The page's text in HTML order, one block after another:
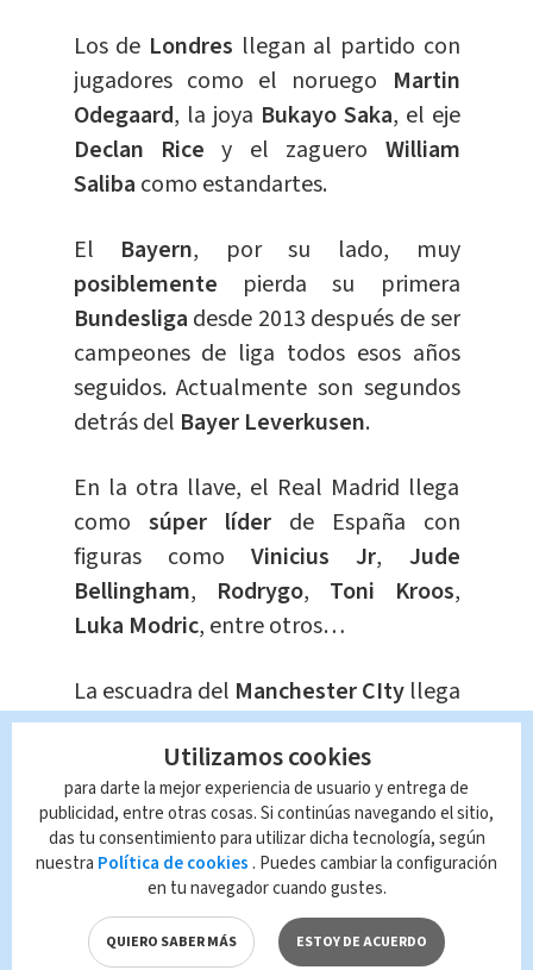
Los de Londres llegan al partido con
jugadores como el noruego Martin
Odegaard, la joya Bukayo Saka, el eje
Declan Ricey el zaguero William
Saliba como estandartes.
El Bayern, por su lado, muy
posiblemente pierda su primera
Bundesliga desde 2013 después de ser
campeones de liga todos esos años
seguidos. Actualmente son segundos
detrás del Bayer Leverkusen.
En la otra llave, el Real Madrid llega
como súper líderde España con
figuras como Vinicius Jr, Jude
Bellingham, Rodrygo, Toni Kroos,
Luka Modric, entre otros…
La escuadra del Manchester CItyllega
como la de todo campeón europeo,
repleta de figuras como
Haaland,Kevin De Bruyne, John
Stones y Rodri.
⚽️ Arsenal vs Bayern ⚽️#UCL
pic.twitter.com/I1wkDn2XgY
Utilizamos cookies
para darte la mejor experiencia de usuario y entrega de
publicidad, entre otras cosas. Si continúas navegando el sitio,
das tu consentimiento para utilizar dicha tecnología, según
nuestra Política de cookies . Puedes cambiar la configuración
en tu navegador cuando gustes.
QUIERO SABER MÁS ESTOY DE ACUERDO